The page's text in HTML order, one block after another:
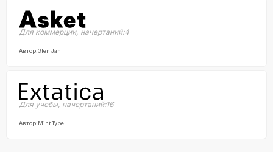
Для коммерции, начертаний:4
Автор:Glen Jan
Для учебы, начертаний:16
Автор:Mint Type